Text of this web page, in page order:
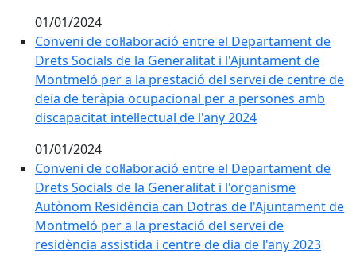
01/01/2024
Conveni de col·laboració entre el Departament de
Drets Socials de la Generalitat i l'Ajuntament de
Montmeló per a la prestació del servei de centre de
deia de teràpia ocupacional per a persones amb
discapacitat intel·lectual de l'any 2024
01/01/2024
Conveni de col·laboració entre el Departament de
Drets Socials de la Generalitat i l'organisme
Autònom Residència can Dotras de l'Ajuntament de
Montmeló per a la prestació del servei de
residència assistida i centre de dia de l'any 2023